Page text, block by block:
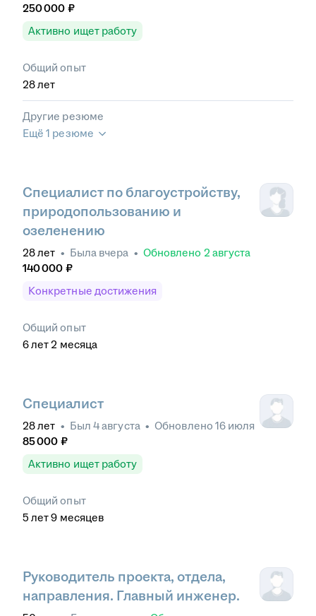
250 000 ₽
Активно ищет работу
Общий опыт
28лет
Другие резюме
Ещё 1 резюме
Специалист по благоустройству,
природопользованию и
озеленению
28лет • Была вчера • Обновлено 2 августа
140 000 ₽
Конкретные достижения
Общий опыт
6лет 2 месяца
Специалист
28лет • Был 4 августа • Обновлено 16 июля
85 000 ₽
Активно ищет работу
Общий опыт
5 лет 9 месяцев
Руководитель проекта, отдела,
направления. Главный инженер.